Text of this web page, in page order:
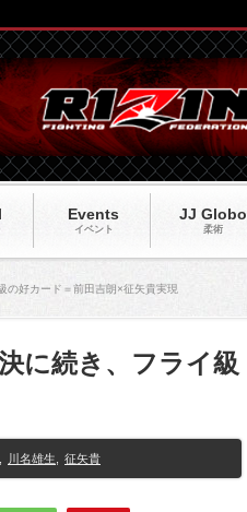
Events
イベント
JJ Globo
柔術
の好カード＝前田吉朗×征矢貴実現
に続き、フライ級
川名雄生 征矢貴